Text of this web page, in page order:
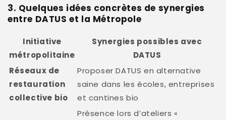
3. Quelques idées concrètes de synergies
entre DATUS et la Métropole
Initiative
métropolitaine
Synergies possibles avec
DATUS
Réseaux de
restauration
collective bio
Proposer DATUS en alternative
saine dans les écoles, entreprises
et cantines bio
Présence lors d’ateliers «